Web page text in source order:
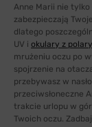
Anne Marii nie
zabezpieczają
dlatego
UV i okulary z
mrużeniu oczu po
spojrzenie na
przebywasz w
przeciwsłoneczne
trakcie urlopu w
Twoich oczu.